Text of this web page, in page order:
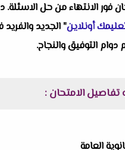
فور الانتهاء من حل الاسئلة.
أونلاين" الجديد
التوفيق والنجاح.
تفاصيل الامتحان :
العامة